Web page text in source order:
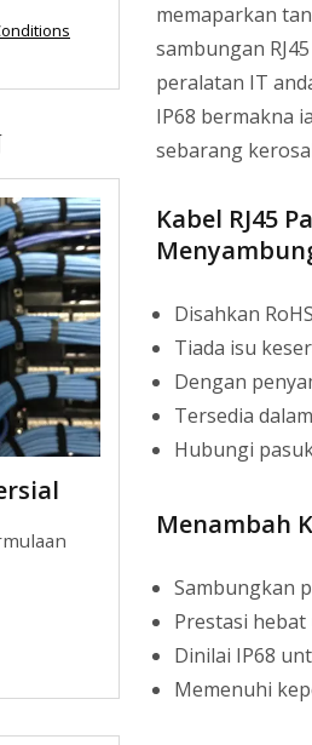
memaparkan
sambungan
peralatan IT
IP68 bermakna
sebarang
Kabel RJ45
Disahkan
Tiada isu
Dengan
Tersedia
Hubungi
Menambah
Sambungkan
Prestasi
Dinilai IP68
Memenuhi